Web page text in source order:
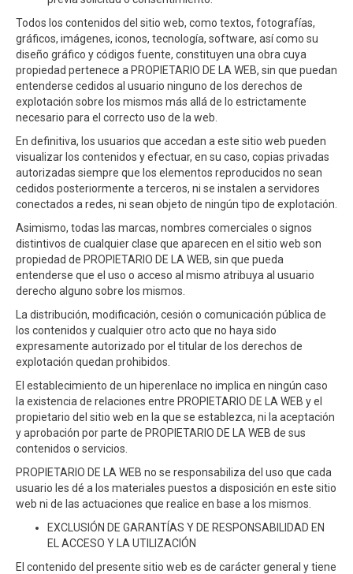
Todos los contenidos del sitio web, como textos, fotografías,
gráficos, imágenes, iconos, tecnología, software, así como su
diseño gráfico y códigos fuente, constituyen una obra cuya
propiedad pertenece a PROPIETARIO DE LA WEB, sin que puedan
entenderse cedidos al usuario ninguno de los derechos de
explotación sobre los mismos más allá de lo estrictamente
necesario para el correcto uso de la web.
En definitiva, los usuarios que accedan a este sitio web pueden
visualizar los contenidos y efectuar, en su caso, copias privadas
autorizadas siempre que los elementos reproducidos no sean
cedidos posteriormente a terceros, ni se instalen a servidores
conectados a redes, ni sean objeto de ningún tipo de explotación.
Asimismo, todas las marcas, nombres comerciales o signos
distintivos de cualquier clase que aparecen en el sitio web son
propiedad de PROPIETARIO DE LA WEB, sin que pueda
entenderse que el uso o acceso al mismo atribuya al usuario
derecho alguno sobre los mismos.
La distribución, modificación, cesión o comunicación pública de
los contenidos y cualquier otro acto que no haya sido
expresamente autorizado por el titular de los derechos de
explotación quedan prohibidos.
El establecimiento de un hiperenlace no implica en ningún caso
la existencia de relaciones entre PROPIETARIO DE LA WEB y el
propietario del sitio web en la que se establezca, ni la aceptación
y aprobación por parte de PROPIETARIO DE LA WEB de sus
contenidos o servicios.
PROPIETARIO DE LA WEB no se responsabiliza del uso que cada
usuario les dé a los materiales puestos a disposición en este sitio
web ni de las actuaciones que realice en base a los mismos.
EXCLUSIÓN DE GARANTÍAS Y DE RESPONSABILIDAD EN
EL ACCESO Y LA UTILIZACIÓN
El contenido del presente sitio web es de carácter general y tiene